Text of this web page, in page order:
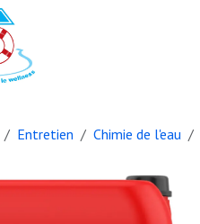
Entretien Chimie de l'eau